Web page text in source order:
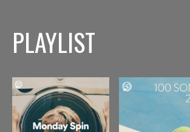
PLAYLIST